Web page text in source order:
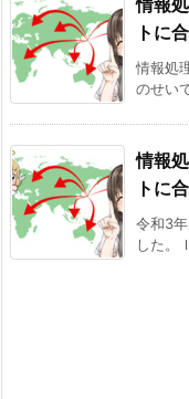
情報
トに
情報処
のせい
情報
トに
令和3
した。